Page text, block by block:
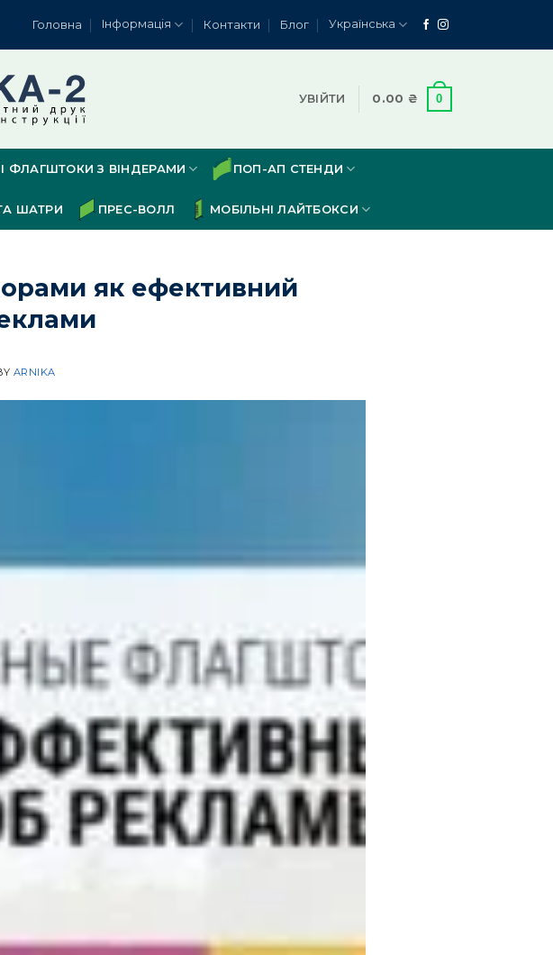
Головна Інформація Контакти Блог Українська
УВІЙТИ 0.00 ₴ 0
ФЛАГШТОКИ З ВІНДЕРАМИ ПОП-АП СТЕНДИ
ШАТРИ ПРЕС-ВОЛЛ МОБІЛЬНІ ЛАЙТБОКСИ
як ефективний
ARNIKA